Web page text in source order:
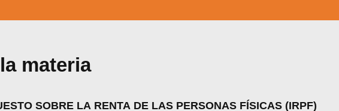
materia
SOBRE LA RENTA DE LAS PERSONAS FÍSICAS (IRPF)